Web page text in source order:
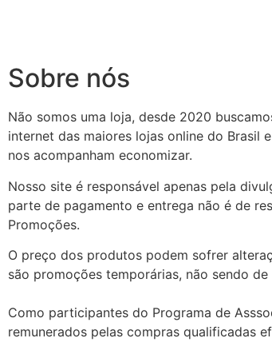
Sobre nós
Não somos uma loja, desde 2020
internet das maiores lojas online do Brasil
nos acompanham economizar.
Nosso site é responsável apenas pela
parte de pagamento e entrega não é de
Promoções.
O preço dos produtos podem sofrer
são promoções temporárias, não sendo
Como participantes do Programa de
remunerados pelas compras qualificadas